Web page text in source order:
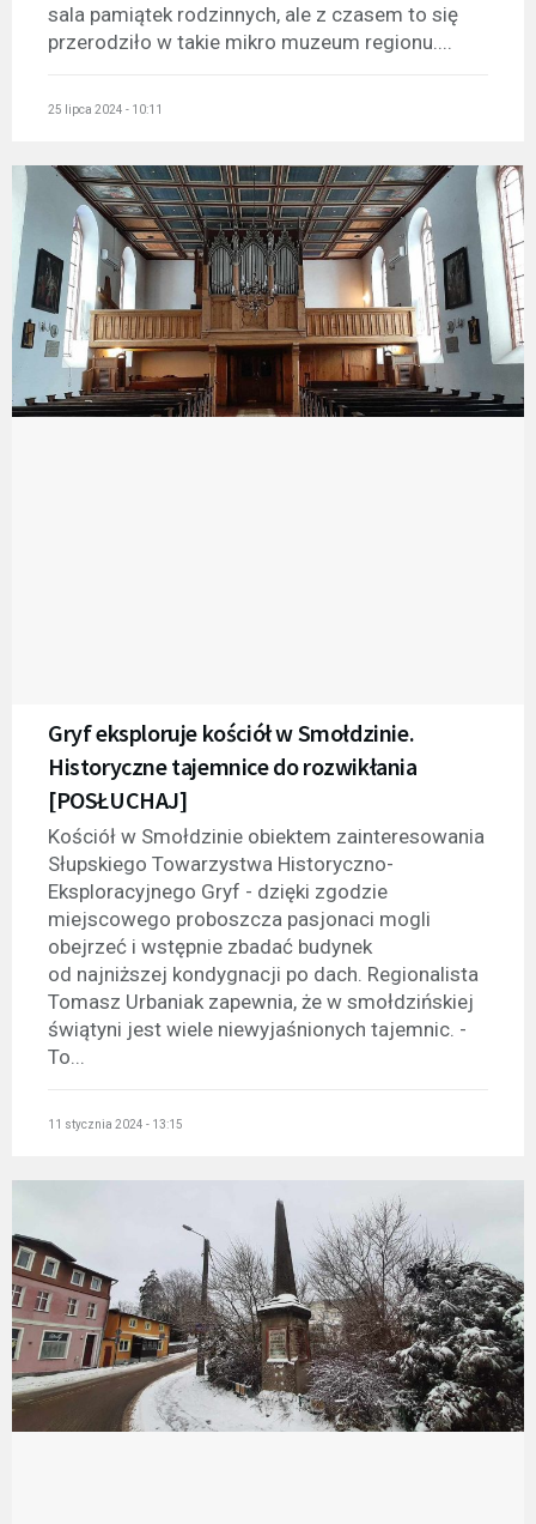
sala pamiątek rodzinnych, ale z czasem to się
przerodziło w takie mikro muzeum regionu....
25 lipca 2024 - 10:11
Gryf eksploruje kościół w Smołdzinie.
Historyczne tajemnice do rozwikłania
[POSŁUCHAJ]
Kościół w Smołdzinie obiektem zainteresowania
Słupskiego Towarzystwa Historyczno-
Eksploracyjnego Gryf - dzięki zgodzie
miejscowego proboszcza pasjonaci mogli
obejrzeć i wstępnie zbadać budynek
od najniższej kondygnacji po dach. Regionalista
Tomasz Urbaniak zapewnia, że w smołdzińskiej
świątyni jest wiele niewyjaśnionych tajemnic. -
To...
11 stycznia 2024 - 13:15